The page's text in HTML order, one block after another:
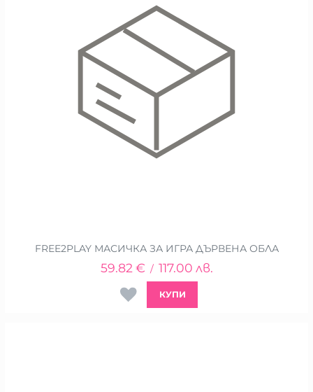
FREE2PLAY МАСИЧКА ЗА ИГРА ДЪРВЕНА ОБЛА
59.82 € / 117.00 лв.
КУПИ